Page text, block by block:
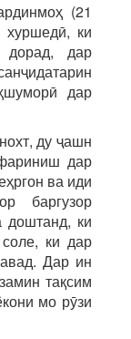
(21
хуршедӣ, ки
дар
дар
ду ҷашн
дар
ва иди
баргузор
ки
ки дар
Дар ин
тақсим
мо рӯзи